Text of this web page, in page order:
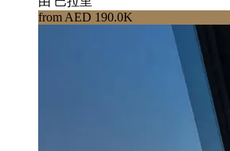
from AED 190.0K